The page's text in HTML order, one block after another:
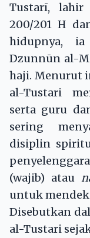
Tustarī,
200/201 H
hidupnya,
Dzunnūn al-
haji. Menurut
al-Tustari
serta guru
sering
disiplin
(wajib) atau
untuk
Disebutkan
al-Tustari